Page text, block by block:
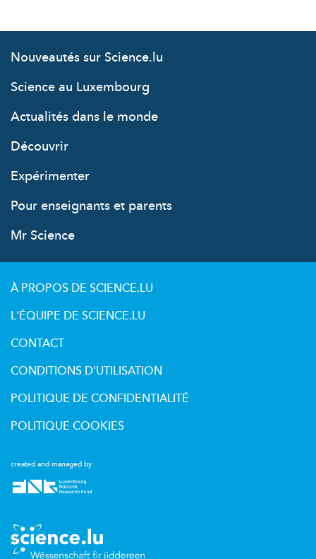
Nouveautés sur Science.lu
Science au Luxembourg
Actualités dans le monde
Découvrir
Expérimenter
Pour enseignants et parents
Mr Science
created and managed by
À PROPOS DE SCIENCE.LU
L'ÉQUIPE DE SCIENCE.LU
CONTACT
CONDITIONS D'UTILISATION
POLITIQUE DE CONFIDENTIALITÉ
POLITIQUE COOKIES